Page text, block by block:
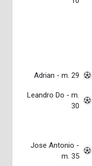
Adrian - m. 29
Leandro Do - m.
30
Jose Antonio -
m. 35